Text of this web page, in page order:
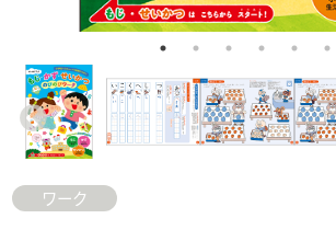
ワーク